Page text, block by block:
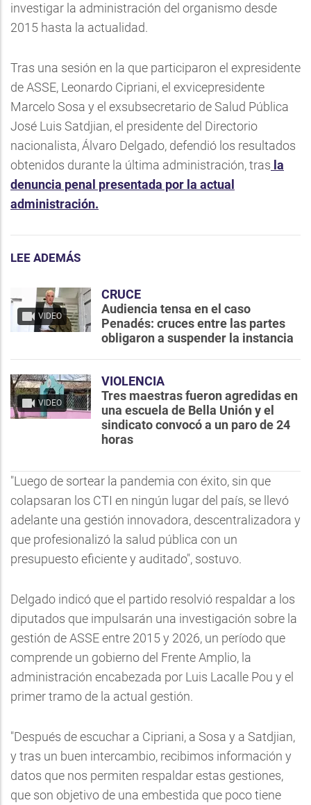
investigar la administración del organismo desde
2015 hasta la actualidad.
Tras una sesión en la que participaron el expresidente
de ASSE, Leonardo Cipriani, el exvicepresidente
Marcelo Sosa y el exsubsecretario de Salud Pública
José Luis Satdjian, el presidente del Directorio
nacionalista, Álvaro Delgado, defendió los resultados
obtenidos durante la última administración, tras la
denuncia penal presentada por la actual
administración.
LEE ADEMÁS
VIDEO
CRUCE
Audiencia tensa en el caso
Penadés: cruces entre las partes
obligaron a suspender la instancia
VIDEO
VIOLENCIA
Tres maestras fueron agredidas en
una escuela de Bella Unión y el
sindicato convocó a un paro de 24
horas
"Luego de sortear la pandemia con éxito, sin que
colapsaran los CTI en ningún lugar del país, se llevó
adelante una gestión innovadora, descentralizadora y
que profesionalizó la salud pública con un
presupuesto eficiente y auditado", sostuvo.
Delgado indicó que el partido resolvió respaldar a los
diputados que impulsarán una investigación sobre la
gestión de ASSE entre 2015 y 2026, un período que
comprende un gobierno del Frente Amplio, la
administración encabezada por Luis Lacalle Pou y el
primer tramo de la actual gestión.
"Después de escuchar a Cipriani, a Sosa y a Satdjian,
y tras un buen intercambio, recibimos información y
datos que nos permiten respaldar estas gestiones,
que son objetivo de una embestida que poco tiene